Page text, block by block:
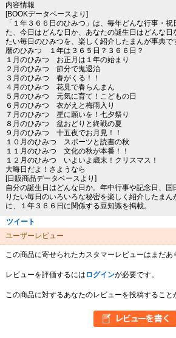
内容情報
[BOOKデータベースより]
「１年３６６日のひみつ」は、毎年どんな行事・
た、今日はどんな日か、あなたの誕生日はどんな日
たい毎日のひみつを、楽しく紹介したまんが事典で
暦のひみつ １年は３６５日？３６６日？
１月のひみつ お正月は１年の始まり
２月のひみつ 節分で鬼退治
３月のひみつ 春がくる！！
４月のひみつ 花見で春らんまん
５月のひみつ 元気に育て！こどもの日
６月のひみつ 衣がえと梅雨入り
７月のひみつ 星に願いを！七夕祭り
８月のひみつ 盆おどりと終戦の夏
９月のひみつ 十五夜でお月見！！
１０月のひみつ スポーツと読書の秋
１１月のひみつ 文化の秋が本番！！
１２月のひみつ いよいよ歳末！クリスマス！
大晦日だよ！さようなら
[日販商品データベースより]
自分の誕生日はどんな日か。年中行事や記念日、
りたい毎日のいろいろな秘密を楽しく紹介したま
に、１年３６６日に関係する豆知識を掲載。
ツイート
ユーザーレビュー
この商品に寄せられたカスタマーレビューはまだあ
レビューを評価するには ログインが必要です。
この商品に対するあなたのレビューを投稿すること